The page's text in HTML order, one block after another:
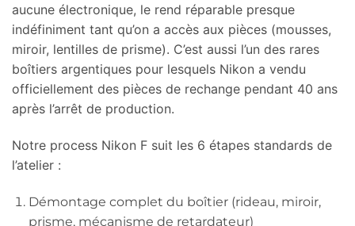
aucune électronique, le rend réparable presque
indéfiniment tant qu’on a accès aux pièces (mousses,
miroir, lentilles de prisme). C’est aussi l’un des rares
boîtiers argentiques pour lesquels Nikon a vendu
officiellement des pièces de rechange pendant 40 ans
après l’arrêt de production.
Notre process Nikon F suit les 6 étapes standards de
l’atelier :
Démontage complet du boîtier (rideau, miroir,
prisme, mécanisme de retardateur)